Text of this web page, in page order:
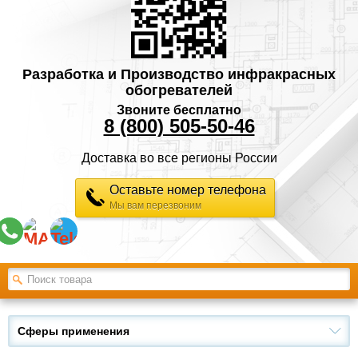
Разработка и Производство инфракрасных
обогревателей
Звоните бесплатно
8 (800) 505-50-46
Доставка во все регионы России
Оставьте номер телефона
Мы вам перезвоним
Сферы применения